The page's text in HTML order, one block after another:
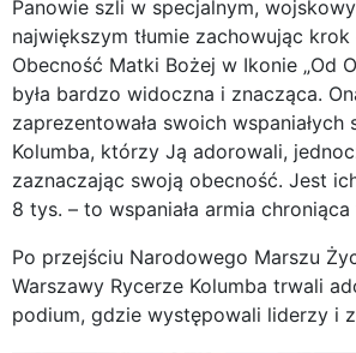
Panowie szli w specjalnym,
największym tłumie zachowując
Obecność Matki Bożej w Ikonie „Od
była bardzo widoczna i znacząca.
zaprezentowała swoich wspaniałych
Kolumba, którzy Ją adorowali,
zaznaczając swoją obecność. Jest
8 tys. – to wspaniała armia chroniąca
Po przejściu Narodowego Marszu
Warszawy Rycerze Kolumba trwali
podium, gdzie występowali liderzy i